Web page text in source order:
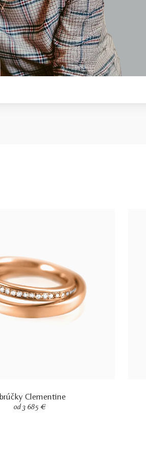
Clementine
od 3 685 €